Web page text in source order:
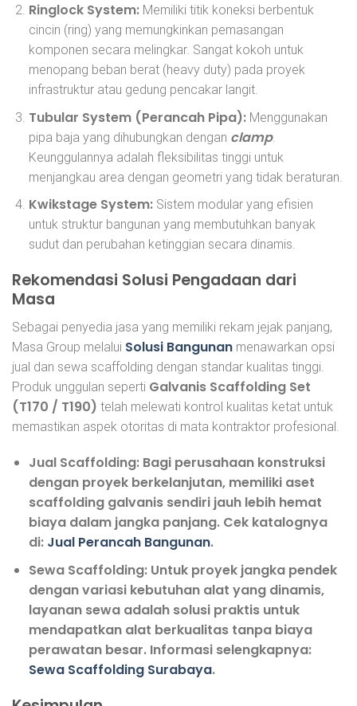
Ringlock System:Memiliki titik koneksi berbentuk
cincin (ring) yang memungkinkan pemasangan
komponen secara melingkar. Sangat kokoh untuk
menopang beban berat (heavy duty) pada proyek
infrastruktur atau gedung pencakar langit.
Tubular System (Perancah Pipa):Menggunakan
pipa baja yang dihubungkan dengan clamp.
Keunggulannya adalah fleksibilitas tinggi untuk
menjangkau area dengan geometri yang tidak beraturan.
Kwikstage System:Sistem modular yang efisien
untuk struktur bangunan yang membutuhkan banyak
sudut dan perubahan ketinggian secara dinamis.
Rekomendasi Solusi Pengadaan dari
Masa
Sebagai penyedia jasa yang memiliki rekam jejak panjang,
Masa Group melalui Solusi Bangunan menawarkan opsi
jual dan sewa scaffolding dengan standar kualitas tinggi.
Produk unggulan seperti Galvanis Scaffolding Set
(T170 / T190) telah melewati kontrol kualitas ketat untuk
memastikan aspek otoritas di mata kontraktor profesional.
Jual Scaffolding:Bagi perusahaan konstruksi
dengan proyek berkelanjutan, memiliki aset
scaffolding galvanis sendiri jauh lebih hemat
biaya dalam jangka panjang. Cek katalognya
di:Jual Perancah Bangunan.
Sewa Scaffolding:Untuk proyek jangka pendek
dengan variasi kebutuhan alat yang dinamis,
layanan sewa adalah solusi praktis untuk
mendapatkan alat berkualitas tanpa biaya
perawatan besar. Informasi selengkapnya:
Sewa Scaffolding Surabaya.